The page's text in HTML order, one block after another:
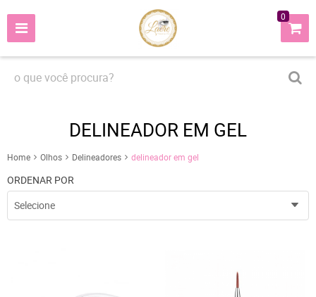
0
DELINEADOR EM GEL
Home Olhos Delineadores delineador em gel
ORDENAR POR
Selecione